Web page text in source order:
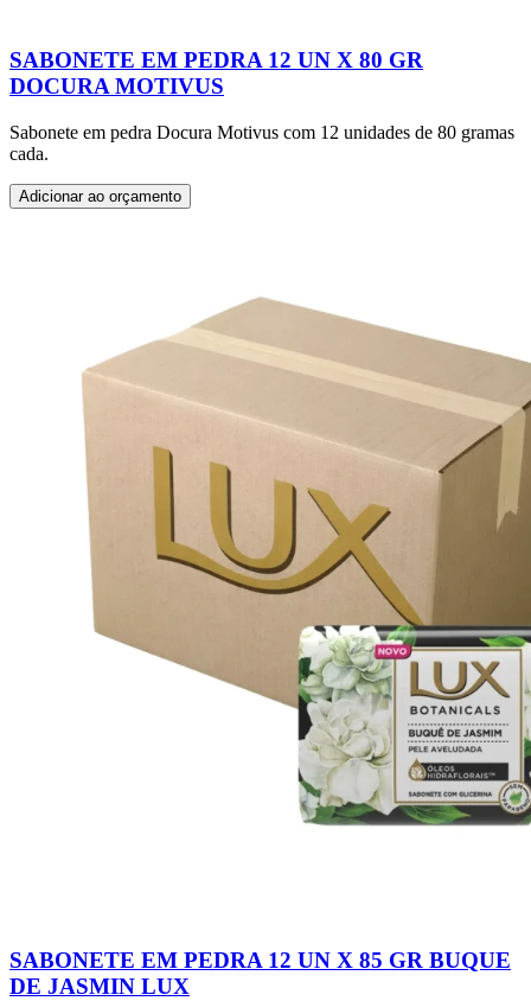
SABONETE EM PEDRA 12 UN X 80 GR
DOCURA MOTIVUS
Sabonete em pedra Docura Motivus com 12 unidades de 80 gramas
cada.
Adicionar ao orçamento
SABONETE EM PEDRA 12 UN X 85 GR BUQUE
DE JASMIN LUX